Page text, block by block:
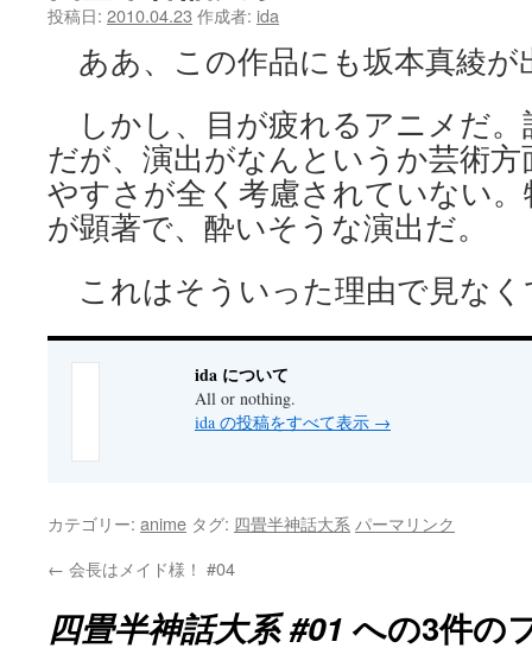
へ
ッ
投稿日: 2010.04.23 作成者: ida
ああ、この作品にも坂本真綾が
しかし、目が疲れるアニメだ
だが、演出がなんというか芸術
やすさが全く考慮されていない。
が顕著で、酔いそうな演出だ。
これはそういった理由で見なく
ida について
All or nothing.
ida の投稿をすべて表示 →
カテゴリー: anime タグ: 四畳半神話大系 パーマリンク
← 会長はメイド様！ #04
四畳半神話大系 #01 への3件の